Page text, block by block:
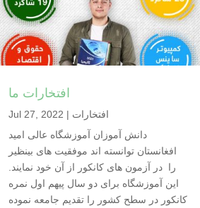
افتخارات ما
Jul 27, 2022 | افتخارات
دانش آموزان آموزشگاه عالی امید
افغانستان توانسته اند موفقیت های بینظیر
را در آزمون های کانکور از آن خود نمایند.
این آموزشگاه برای دو سال پیهم اول نمره
کانکور در سطح کشور را تقدیم جامعه نموده